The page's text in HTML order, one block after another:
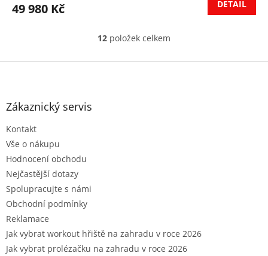
49 980 Kč DETAIL
O
l
s
u
12 položek celkem
Z
Zákaznický servis
Kontakt
Vše o nákupu
Hodnocení obchodu
Nejčastější dotazy
Spolupracujte s námi
Obchodní podmínky
Reklamace
Jak vybrat workout hřiště na zahradu v roce 2026
Jak vybrat prolézačku na zahradu v roce 2026